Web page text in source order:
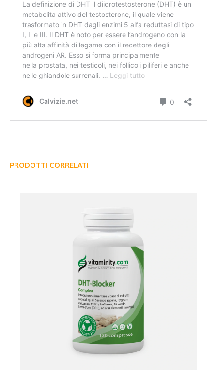
PRODOTTI CORRELATI